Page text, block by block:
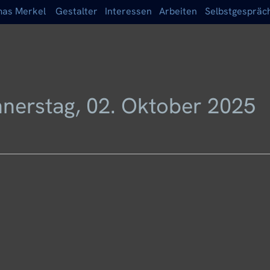
Merkel Gestalter Interessen Arbeiten
02. Oktober 2025